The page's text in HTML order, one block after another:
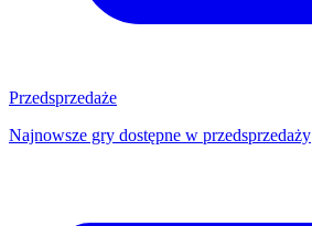
Przedsprzedaże
Najnowsze gry dostępne w przedsprzedaży